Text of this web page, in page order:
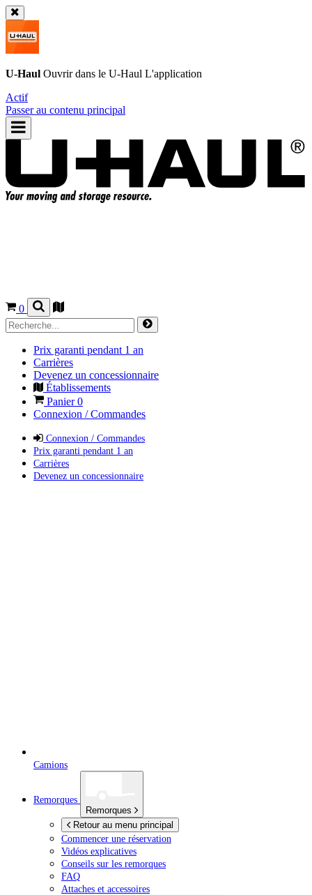
U-Haul Ouvrir dans le U-Haul L'application
Actif
Passer au contenu principal
0
Prix garanti pendant 1 an
Carrières
Devenez un concessionnaire
Établissements
Panier0
Connexion / Commandes
Connexion / Commandes
Prix garanti pendant 1 an
Carrières
Devenez un concessionnaire
Camions
Remorques
Remorques
Retour au menu principal
Commencer une réservation
Vidéos explicatives
Conseils sur les remorques
FAQ
Attaches et accessoires